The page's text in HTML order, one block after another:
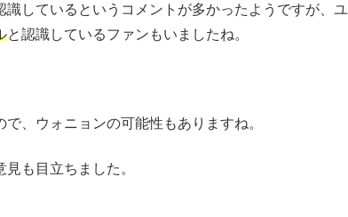
識しているというコメントが多かったようですが、ユ
と認識しているファンもいましたね。
、ウォニョンの可能性もありますね。
も目立ちました。